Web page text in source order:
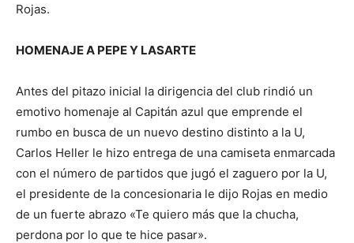
Rojas.
HOMENAJE A PEPE Y LASARTE
Antes del pitazo inicial la dirigencia del club rindió un
emotivo homenaje al Capitán azul que emprende el
rumbo en busca de un nuevo destino distinto a la U,
Carlos Heller le hizo entrega de una camiseta enmarcada
con el número de partidos que jugó el zaguero por la U,
el presidente de la concesionaria le dijo Rojas en medio
de un fuerte abrazo «Te quiero más que la chucha,
perdona por lo que te hice pasar».